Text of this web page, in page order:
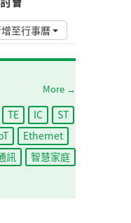
至行事曆
More →
TE IC
ST
Ethernet
訊
智慧家庭